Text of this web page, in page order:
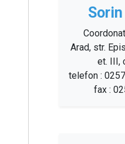
Arad, str.
et. III,
telefon :
fax :